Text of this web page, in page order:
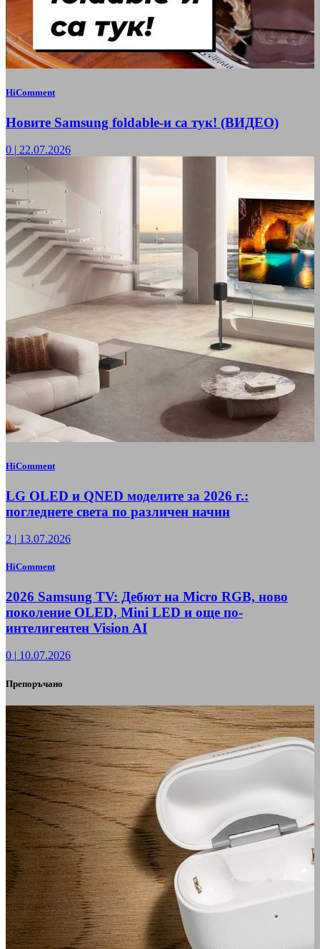
HiComment
Новите Samsung foldable-и са тук! (ВИДЕО)
0 | 22.07.2026
HiComment
LG OLED и QNED моделите за 2026 г.:
погледнете света по различен начин
2 | 13.07.2026
HiComment
2026 Samsung TV: Дебют на Micro RGB, ново
поколение OLED, Mini LED и още по-
интелигентен Vision AI
0 | 10.07.2026
Препоръчано